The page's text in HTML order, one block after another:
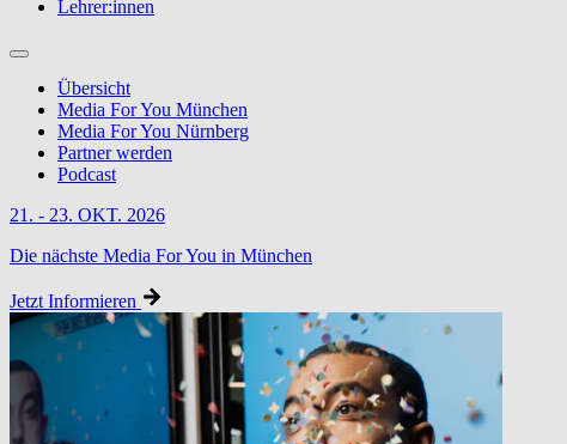
Lehrer:innen
Übersicht
Media For You München
Media For You Nürnberg
Partner werden
Podcast
21. - 23. OKT. 2026
Die nächste Media For You in München
Jetzt Informieren